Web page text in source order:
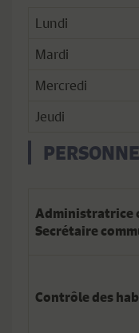
Lundi
Mardi
Mercredi
Jeudi
Administratrice
Secrétaire
Contrôle des